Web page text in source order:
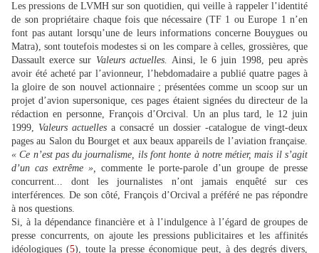
Les pressions de LVMH sur son quotidien, qui veille à rappeler l’identité
de son propriétaire chaque fois que nécessaire (TF 1 ou Europe 1 n’en
font pas autant lorsqu’une de leurs informations concerne Bouygues ou
Matra), sont toutefois modestes si on les compare à celles, grossières, que
Dassault exerce sur Valeurs actuelles. Ainsi, le 6 juin 1998, peu après
avoir été acheté par l’avionneur, l’hebdomadaire a publié quatre pages à
la gloire de son nouvel actionnaire ; présentées comme un scoop sur un
projet d’avion supersonique, ces pages étaient signées du directeur de la
rédaction en personne, François d’Orcival. Un an plus tard, le 12 juin
1999, Valeurs actuellesa consacré un dossier-catalogue de vingt-deux
pages au Salon du Bourget et aux beaux appareils de l’aviation française.
« Ce n’est pas du journalisme, ils font honte à notre métier, mais il s’agit
d’un cas extrême », commente le porte-parole d’un groupe de presse
concurrent... dont les journalistes n’ont jamais enquêté sur ces
interférences. De son côté, François d’Orcival a préféré ne pas répondre
à nos questions.
Si, à la dépendance financière et à l’indulgence à l’égard de groupes de
presse concurrents, on ajoute les pressions publicitaires et les affinités
idéologiques (5), toute la presse économique peut, à des degrés divers,